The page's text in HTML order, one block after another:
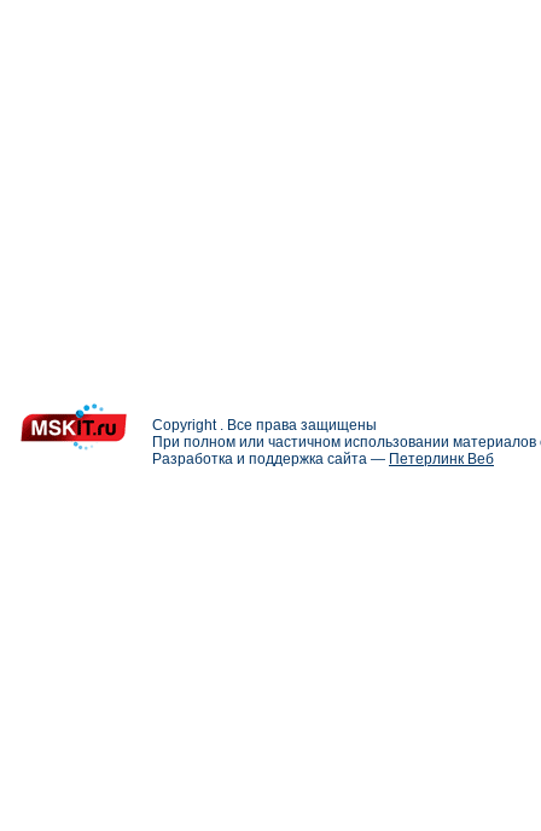
Copyright . Все права защищены
При полном или частичном использовании
Разработка и поддержка сайта — Петерлинк Веб